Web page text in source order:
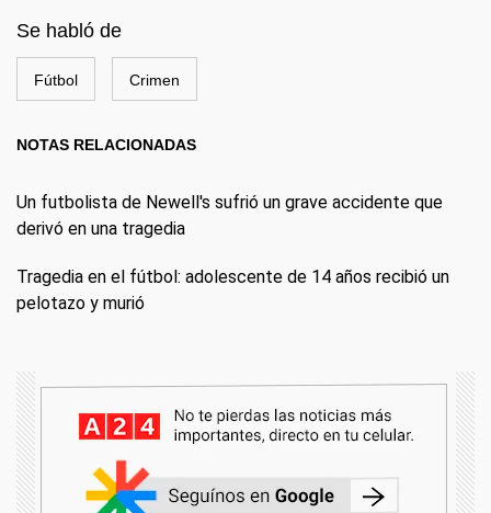
Se habló de
Fútbol Crimen
NOTAS RELACIONADAS
Un futbolista de Newell's sufrió un grave accidente que
derivó en una tragedia
Tragedia en el fútbol: adolescente de 14 años recibió un
pelotazo y murió